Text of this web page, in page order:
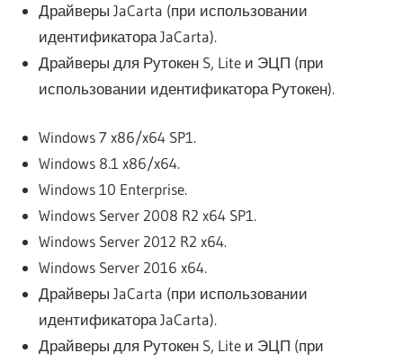
Драйверы JaCarta (при использовании
идентификатора JaCarta).
Драйверы для Рутокен S, Lite и ЭЦП (при
использовании идентификатора Рутокен).
Windows 7 x86/x64 SP1.
Windows 8.1 x86/x64.
Windows 10 Enterprise.
Windows Server 2008 R2 x64 SP1.
Windows Server 2012 R2 x64.
Windows Server 2016 x64.
Драйверы JaCarta (при использовании
идентификатора JaCarta).
Драйверы для Рутокен S, Lite и ЭЦП (при